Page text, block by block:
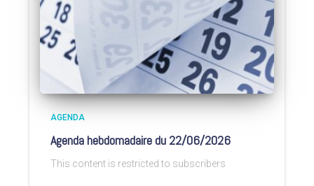
AGENDA
Agenda hebdomadaire du 22/06/2026
This content is restricted to subscribers